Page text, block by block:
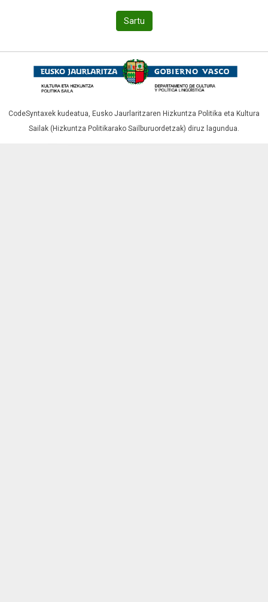
Sartu
CodeSyntaxek kudeatua, Eusko Jaurlaritzaren Hizkuntza Politika eta Kultura
Sailak (Hizkuntza Politikarako Sailburuordetzak) diruz lagundua.